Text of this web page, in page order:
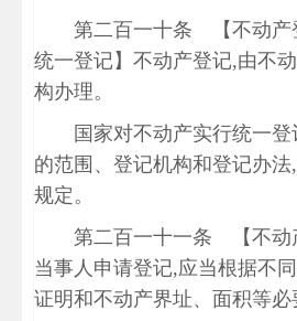
第二百一十条 【不动产
统一登记】不动产登记,由不
构办理。
国家对不动产实行统一
的范围、登记机构和登记办
规定。
第二百一十一条 【不动
当事人申请登记,应当根据不
证明和不动产界址、面积等必